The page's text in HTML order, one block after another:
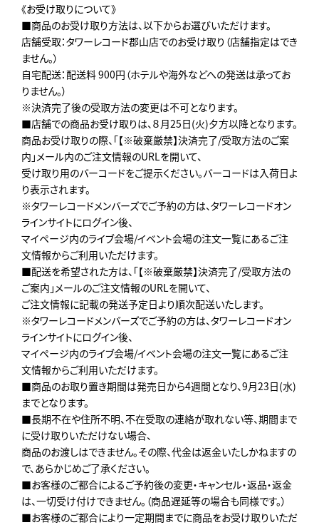
《お受け取りについて》
■商品のお受け取り方法は、以下からお選びいただけます。
店舗受取：タワーレコード郡山店でのお受け取り（店舗指定はでき
ません。）
自宅配送：配送料 900円（ホテルや海外などへの発送は承ってお
りません。）
※決済完了後の受取方法の変更は不可となります。
■店舗での商品お受け取りは、８月25日(火)夕方以降となります。
商品お受け取りの際、「【※破棄厳禁】決済完了/受取方法のご案
内」メール内のご注文情報のURLを開いて、
受け取り用のバーコードをご提示ください。バーコードは入荷日よ
り表示されます。
※タワーレコードメンバーズでご予約の方は、タワーレコードオン
ラインサイトにログイン後、
マイページ内のライブ会場/イベント会場の注文一覧にあるご注
文情報からご利用いただけます。
■配送を希望された方は、「【※破棄厳禁】決済完了/受取方法の
ご案内」メールのご注文情報のURLを開いて、
ご注文情報に記載の発送予定日より順次配送いたします。
※タワーレコードメンバーズでご予約の方は、タワーレコードオン
ラインサイトにログイン後、
マイページ内のライブ会場/イベント会場の注文一覧にあるご注
文情報からご利用いただけます。
■商品のお取り置き期間は発売日から4週間となり、9月23日(水)
までとなります。
■長期不在や住所不明、不在受取の連絡が取れない等、期間まで
に受け取りいただけない場合、
商品のお渡しはできません。その際、代金は返金いたしかねますの
で、あらかじめご了承ください。
■お客様のご都合によるご予約後の変更・キャンセル・返品・返金
は、一切受け付けできません。（商品遅延等の場合も同様です。）
■お客様のご都合により一定期間までに商品をお受け取りいただ